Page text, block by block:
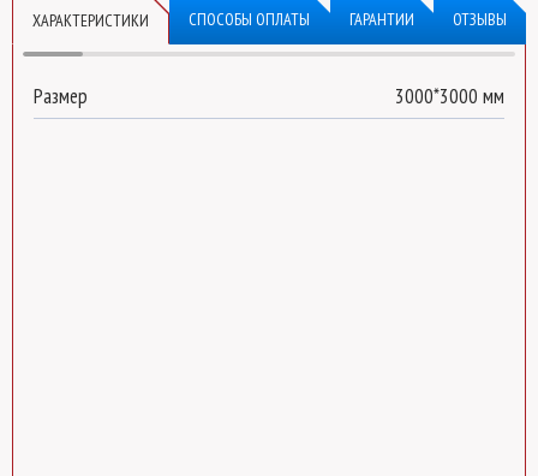
ХАРАКТЕРИСТИКИ СПОСОБЫ ОПЛАТЫ ГАРАНТИИ ОТЗЫВЫ
Размер 3000*3000 мм
Каркас «Шатер — навес арочный»
поликарбонат: